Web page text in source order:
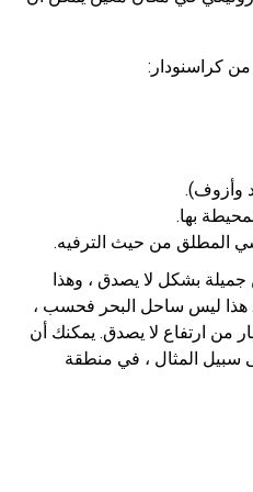
كراسنودار:
وأزوف).
بها.
المطلق من حيث الترفيه.
جميلة بشكل لا يصدق ، وهذا
هذا ليس ساحل البحر فحسب ،
من ارتفاع لا يصدق. يمكنك أن
سبيل المثال ، في منطقة